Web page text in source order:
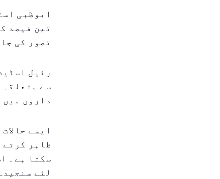
ابوظبی
تین فیصد
تصور کی
رئیل
سے متعلقہ
داروں میں
ایسے
ظاہر کرتے
سکتا ہے۔
لئے